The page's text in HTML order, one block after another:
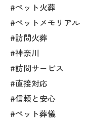
#ペット火葬
#ペットメモリアル
#訪問火葬
#神奈川
#訪問サービス
#直接対応
#信頼と安心
#ペット葬儀